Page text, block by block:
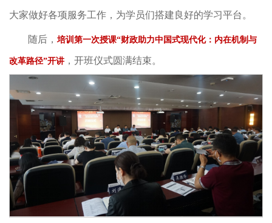
大家做好各项服务工作，为学员们搭建良好的学习平台。
随后，培训第一次授课“财政助力中国式现代化：内在机制与
改革路径”开讲，开班仪式圆满结束。